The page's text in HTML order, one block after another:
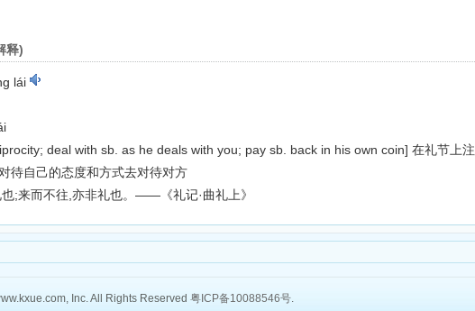
释)
lái
deal with sb. as he deals with you; pay sb. back in his own coin] 在礼节上注
待自己的态度和方式去对待对方
;来而不往,亦非礼也。——《礼记·曲礼上》
Inc. All Rights Reserved 粤ICP备10088546号.